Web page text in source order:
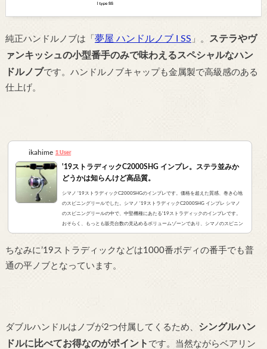
純正ハンドルノブは「 夢屋 ハンドルノブ I SS 」。
ステラやヴ
ァンキッシュの小型番手のみで味わえるスペシャルなハン
ドルノブです。ハンドルノブキャップも金属製で高級感のある
仕上げ。
ikahime 1 User
'19ストラディックC2000SHG インプレ。ステラ並みか
どうかは知らんけど高品質。
シマノ ’19ストラディックC2000SHGのインプレです。価格を超えた質感、巻き心地
のスピニングリールでした。シマノ '19ストラディックC2000SHG インプレ シマノ
のスピニングリールの中で、中堅機種にあたる'19ストラディックのインプレです。
おそらく、もっとも販売台数の見込めるボリュームゾーンであり、シマノのスピニン
グリールを代表するモデル、と言っても過言ではないでしょう。購入したのは、とい
00Sのハイギアモデル。ライトソルト、管釣...
ちなみに’19ストラディックなどは1000番ボディの番手でも普
通の平ノブとなっています。
ダブルハンドルはノブが2つ付属してくるため、 シングルハン
ドルに比べてお得なのがポイント です。当然ながらベアリン